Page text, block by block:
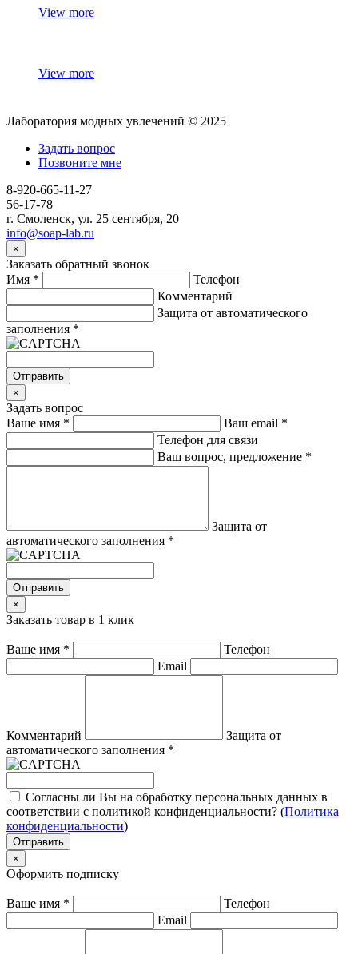
View more
View more
Лаборатория модных увлечений © 2025
Задать вопрос
Позвоните мне
8-920-665-11-27
56-17-78
г. Смоленск, ул. 25 сентября, 20
info@soap-lab.ru
×
Заказать обратный звонок
Имя *
Телефон
Комментарий
Защита от автоматического
заполнения *
Отправить
×
Задать вопрос
Ваше имя * Ваш email *
Телефон для связи
Ваш вопрос, предложение *
Защита от
автоматического заполнения *
Отправить
×
Заказать товар в 1 клик
Ваше имя *
Телефон
Email
Комментарий
Защита от
автоматического заполнения *
Согласны ли Вы на обработку персональных данных в
соответствии с политикой конфиденциальности? (Политика
конфиденциальности)
Отправить
×
Оформить подписку
Ваше имя *
Телефон
Email